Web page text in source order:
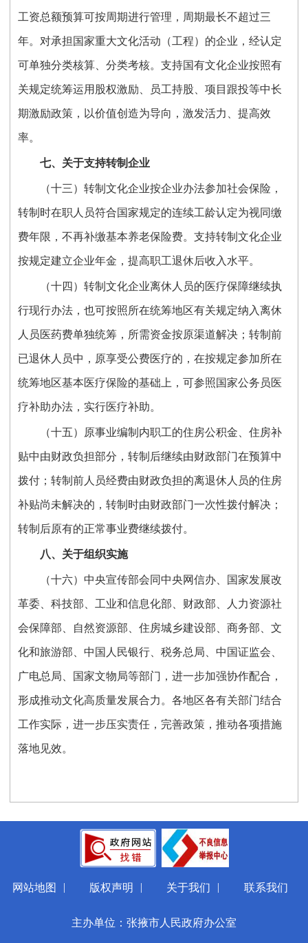
工资总额预算可按周期进行管理，周期最长不超过三
年。对承担国家重大文化活动（工程）的企业，经认定
可单独分类核算、分类考核。支持国有文化企业按照有
关规定统筹运用股权激励、员工持股、项目跟投等中长
期激励政策，以价值创造为导向，激发活力、提高效
率。
七、关于支持转制企业
（十三）转制文化企业按企业办法参加社会保险，
转制时在职人员符合国家规定的连续工龄认定为视同缴
费年限，不再补缴基本养老保险费。支持转制文化企业
按规定建立企业年金，提高职工退休后收入水平。
（十四）转制文化企业离休人员的医疗保障继续执
行现行办法，也可按照所在统筹地区有关规定纳入离休
人员医药费单独统筹，所需资金按原渠道解决；转制前
已退休人员中，原享受公费医疗的，在按规定参加所在
统筹地区基本医疗保险的基础上，可参照国家公务员医
疗补助办法，实行医疗补助。
（十五）原事业编制内职工的住房公积金、住房补
贴中由财政负担部分，转制后继续由财政部门在预算中
拨付；转制前人员经费由财政负担的离退休人员的住房
补贴尚未解决的，转制时由财政部门一次性拨付解决；
转制后原有的正常事业费继续拨付。
八、关于组织实施
（十六）中央宣传部会同中央网信办、国家发展改
革委、科技部、工业和信息化部、财政部、人力资源社
会保障部、自然资源部、住房城乡建设部、商务部、文
化和旅游部、中国人民银行、税务总局、中国证监会、
广电总局、国家文物局等部门，进一步加强协作配合，
形成推动文化高质量发展合力。各地区各有关部门结合
工作实际，进一步压实责任，完善政策，推动各项措施
落地见效。
网站地图 | 版权声明 | 关于我们 | 联系我们
主办单位：张掖市人民政府办公室